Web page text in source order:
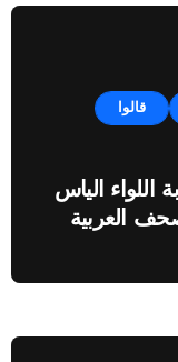
قالوا
اللواء الياس
العربية